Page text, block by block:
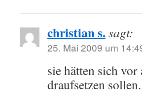
christian s.sagt:
25. Mai 2009 um
sie hätten sich
draufsetzen sollen.